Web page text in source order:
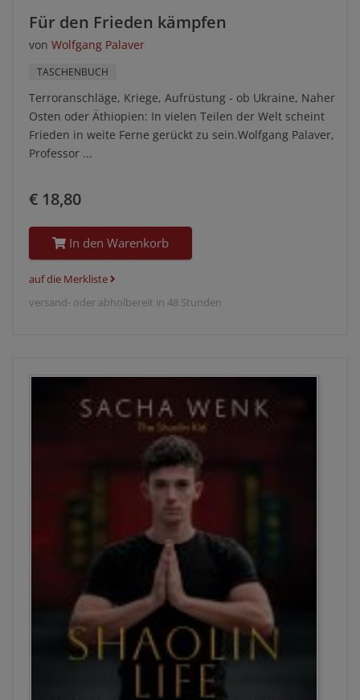
Für den Frieden kämpfen
von Wolfgang Palaver
TASCHENBUCH
Terroranschläge, Kriege, Aufrüstung - ob Ukraine, Naher
Osten oder Äthiopien: In vielen Teilen der Welt scheint
Frieden in weite Ferne gerückt zu sein.Wolfgang Palaver,
Professor ...
€ 18,80
In den Warenkorb
auf die Merkliste
versand- oder abholbereit in 48 Stunden